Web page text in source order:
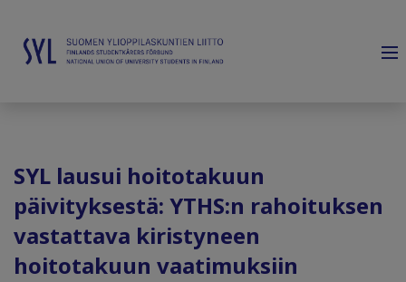
SYL lausui hoitotakuun
päivityksestä: YTHS:n rahoituksen
vastattava kiristyneen
hoitotakuun vaatimuksiin